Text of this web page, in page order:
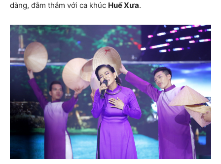
dàng, đằm thắm với ca khúc Huế Xưa.